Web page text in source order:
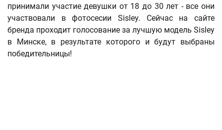
принимали участие девушки от 18 до 30 лет - все они
участвовали в фотосесии Sisley. Сейчас на сайте
бренда проходит голосование за лучшую модель Sisley
в Минске, в результате которого и будут выбраны
победительницы!